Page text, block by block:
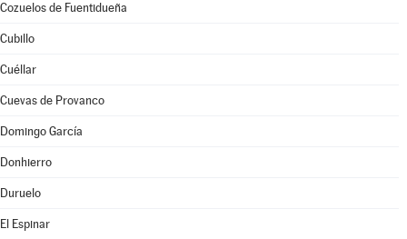
Cozuelos de Fuentidueña
Cubillo
Cuéllar
Cuevas de Provanco
Domingo García
Donhierro
Duruelo
El Espinar